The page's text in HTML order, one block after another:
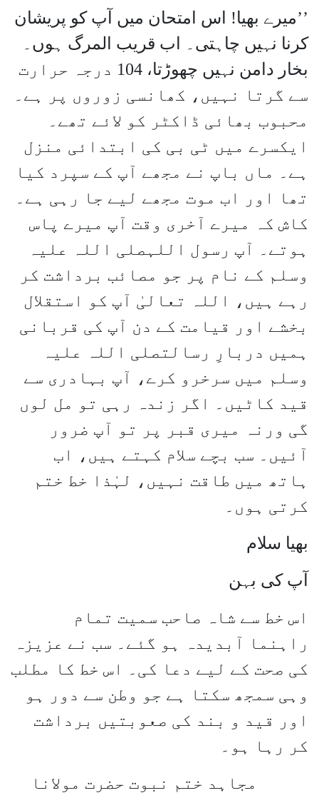
’’میرے بھیا! اس امتحان میں آپ کو پریشان
کرنا نہیں چاہتی۔ اب قریب المرگ ہوں۔
بخار دامن نہیں چھوڑتا، 104 درجہ حرارت
سے گرتا نہیں، کھانسی زوروں پر ہے۔
محبوب بھائی ڈاکٹر کو لائے تھے۔
ایکسرے میں ٹی بی کی ابتدائی منزل
ہے۔ ماں باپ نے مجھے آپ کے سپرد کیا
تھا اور اب موت مجھے لیے جا رہی ہے۔
کاش کہ میرے آخری وقت آپ میرے پاس
ہوتے۔ آپ رسول اللہصلی اللہ علیہ
وسلم کے نام پر جو مصائب برداشت کر
رہے ہیں، اللہ تعالیٰ آپ کو استقلال
بخشے اور قیامت کے دن آپ کی قربانی
ہمیں دربارِ رسالتصلی اللہ علیہ
وسلم میں سرخرو کرے، آپ بہادری سے
قید کاٹیں۔ اگر زندہ رہی تو مل لوں
گی ورنہ میری قبر پر تو آپ ضرور
آئیں۔ سب بچے سلام کہتے ہیں، اب
ہاتھ میں طاقت نہیں، لہٰذا خط ختم
کرتی ہوں۔
بھیا سلام
آپ کی بہن
اس خط سے شاہ صاحب سمیت تمام
راہنما آبدیدہ ہو گئے۔ سب نے عزیزہ
کی صحت کے لیے دعا کی۔ اس خط کا مطلب
وہی سمجھ سکتا ہے جو وطن سے دور ہو
اور قید و بند کی صعوبتیں برداشت
کر رہا ہو۔
مجاہد ختم نبوت حضرت مولانا